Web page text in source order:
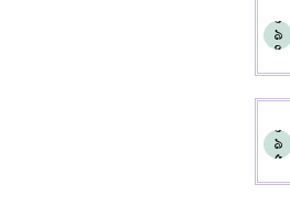
০
৯
৪
০
৯
৫